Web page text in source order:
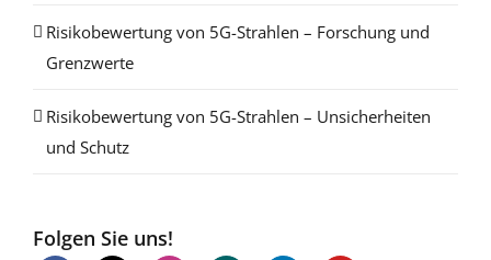
Risikobewertung von 5G-Strahlen – Forschung und
Grenzwerte
Risikobewertung von 5G-Strahlen – Unsicherheiten
und Schutz
Folgen Sie uns!